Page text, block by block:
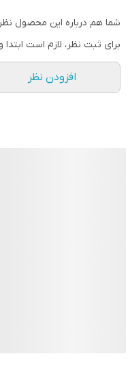
شما هم درباره این محصول
برای ثبت نظر، لازم است
افزودن نظر